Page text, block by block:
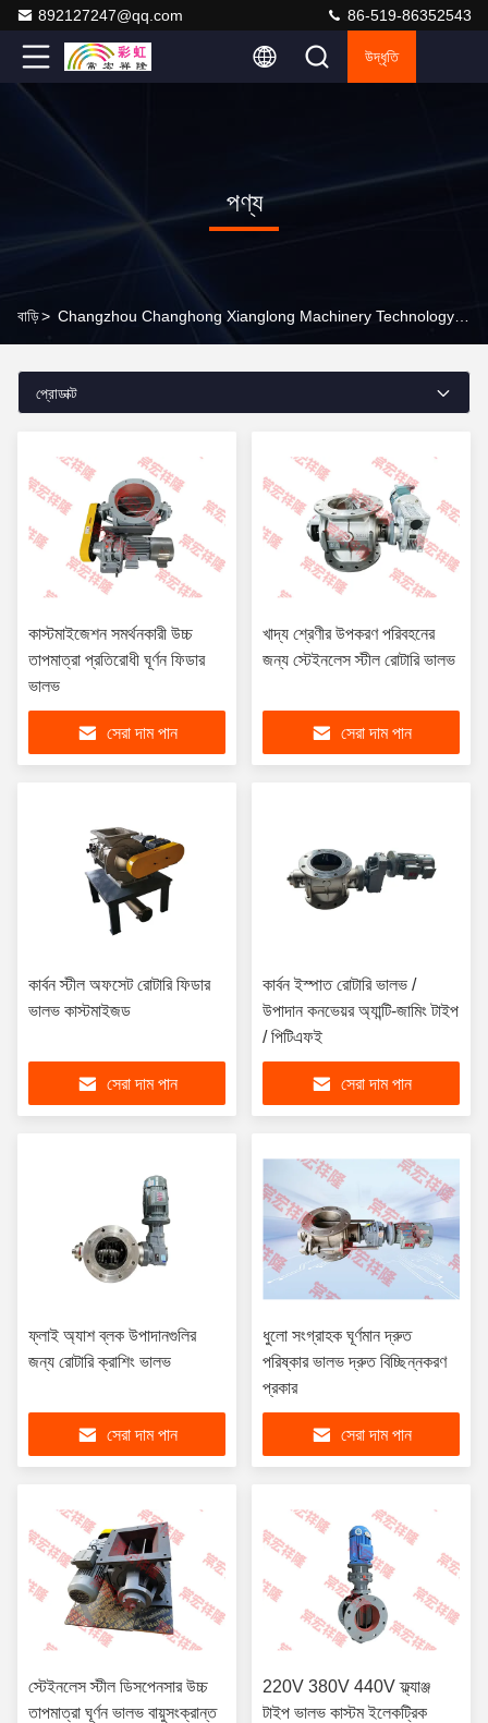
892127247@qq.com 86-519-86352543
উদ্ধৃতি
পণ্য
বাড়ি>
প্রোডাক্ট
কাস্টমাইজেশন সমর্থনকারী উচ্চ
তাপমাত্রা প্রতিরোধী ঘূর্ণন ফিডার
ভালভ
সেরা দাম পান
খাদ্য শ্রেণীর উপকরণ পরিবহনের
জন্য স্টেইনলেস স্টীল রোটারি ভালভ
সেরা দাম পান
কার্বন স্টীল অফসেট রোটারি ফিডার
ভালভ কাস্টমাইজড
সেরা দাম পান
কার্বন ইস্পাত রোটারি ভালভ /
উপাদান কনভেয়র অ্যান্টি-জামিং টাইপ
/ পিটিএফই
সেরা দাম পান
ফ্লাই অ্যাশ ব্লক উপাদানগুলির
জন্য রোটারি ক্রাশিং ভালভ
সেরা দাম পান
ধুলো সংগ্রাহক ঘূর্ণমান দ্রুত
পরিষ্কার ভালভ দ্রুত বিচ্ছিন্নকরণ
প্রকার
সেরা দাম পান
স্টেইনলেস স্টীল ডিসপেনসার উচ্চ
তাপমাত্রা ঘূর্ণন ভালভ বায়ুসংক্রান্ত
220V 380V 440V ফ্ল্যাঞ্জ
টাইপ ভালভ কাস্টম ইলেকট্রিক